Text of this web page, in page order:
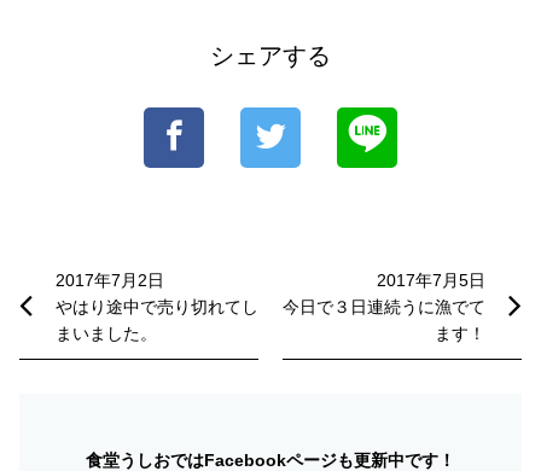
シェアする
ナ
ビ
2017年7月2日
やはり途中で売り切れてし
まいました。
2017年7月5日
今日で３日連続うに漁でて
ます！
食堂うしおではFacebookページも更新中です！